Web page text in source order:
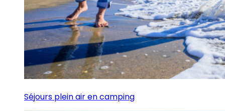
Séjours plein air en camping